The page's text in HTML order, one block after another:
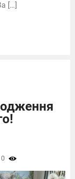
[…]
0